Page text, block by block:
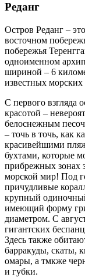
Реданг
Остров Реданг –
восточном
побережья
одноименном
шириной – 6
известных морских
С первого взгляда
красотой –
белоснежным
– точь в точь, как
красивейшими
бухтами, которые
прибрежных зонах
морской мир! Под
причудливые
крупный
имеющий форму
диаметром. С
гигантских
Здесь также
барракуды, скаты,
омары, а тмкже
и губки.